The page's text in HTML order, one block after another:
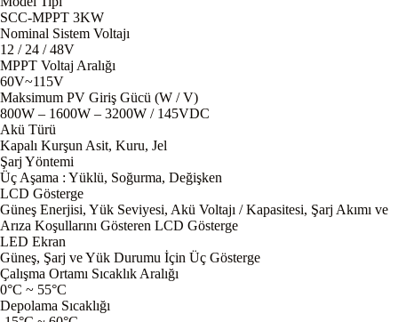
SCC-MPPT 3KW
Nominal Sistem Voltajı
12 / 24 / 48V
MPPT Voltaj Aralığı
60V~115V
Maksimum PV Giriş Gücü (W / V)
800W – 1600W – 3200W / 145VDC
Akü Türü
Kapalı Kurşun Asit, Kuru, Jel
Şarj Yöntemi
Üç Aşama : Yüklü, Soğurma, Değişken
LCD Gösterge
Güneş Enerjisi, Yük Seviyesi, Akü Voltajı / Kapasitesi, Şarj Akımı ve
Arıza Koşullarını Gösteren LCD Gösterge
LED Ekran
Güneş, Şarj ve Yük Durumu İçin Üç Gösterge
Çalışma Ortamı Sıcaklık Aralığı
0°C ~ 55°C
Depolama Sıcaklığı